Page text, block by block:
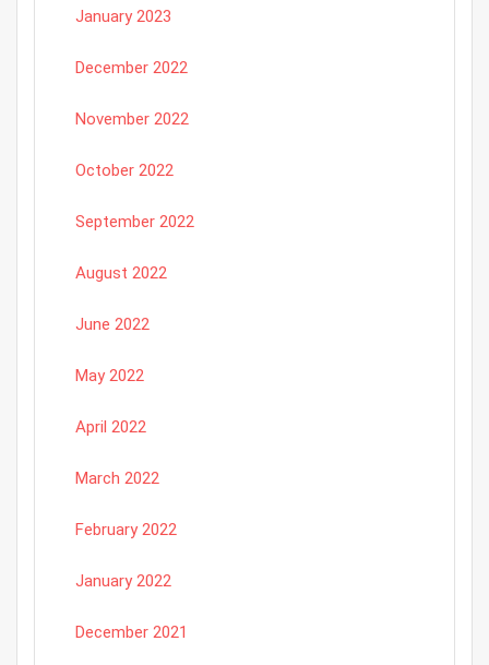
January 2023
December 2022
November 2022
October 2022
September 2022
August 2022
June 2022
May 2022
April 2022
March 2022
February 2022
January 2022
December 2021